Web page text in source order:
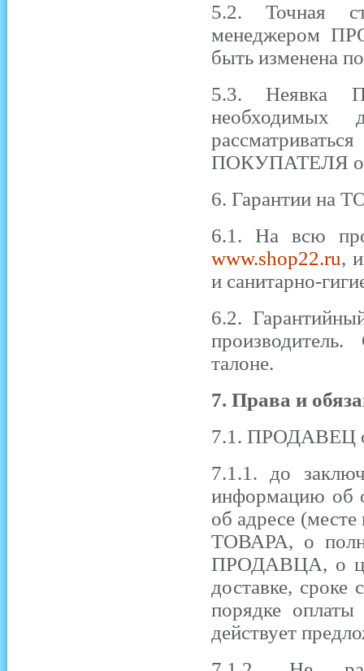
5.2. Точная
менеджером
быть изменена
5.3. Неявка
необходимых
ПОКУПАТЕЛЯ
6. Гарантии на
6.1. На всю
www.shop22.ru,
и санитарно-
6.2.
талоне.
7. Права и
7.1. ПРОДАВЕЦ
7.1.1. до
информацию об
об адресе
ТОВАРА, о
ПРОДАВЦА, о
доставке, сроке
порядке
действует